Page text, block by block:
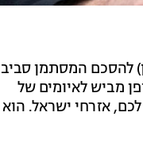
להסכם המסתמן סביב
מביש לאיומים של
אזרחי ישראל. הוא